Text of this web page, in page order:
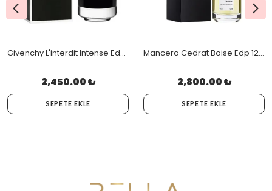
Givenchy L'interdit Intense Edp 80 ML Orjinal Kutulu
2,450.00 ₺
SEPETE EKLE
Mancera Cedrat Boise Edp 120 Ml Orjinal Kutulu
2,800.00 ₺
SEPETE EKLE